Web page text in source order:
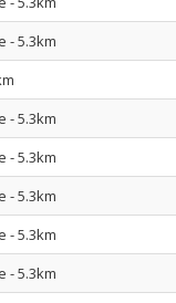
- 5.3km
- 5.3km
- 5.3km
- 5.3km
- 5.3km
- 5.3km